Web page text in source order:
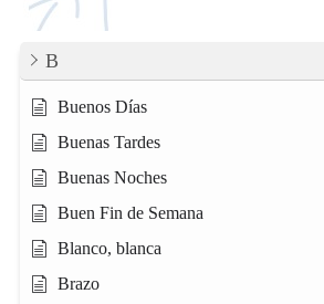
B
Buenos Días
Buenas Tardes
Buenas Noches
Buen Fin de Semana
Blanco, blanca
Brazo